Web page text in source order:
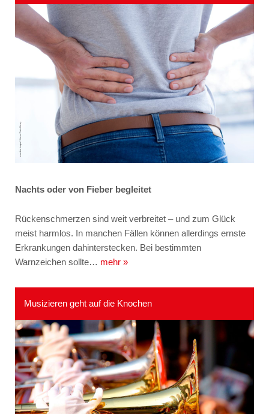
Nachts oder von Fieber begleitet
Rückenschmerzen sind weit verbreitet – und zum Glück
meist harmlos. In manchen Fällen können allerdings ernste
Erkrankungen dahinterstecken. Bei bestimmten
Warnzeichen sollte… mehr »
Musizieren geht auf die Knochen